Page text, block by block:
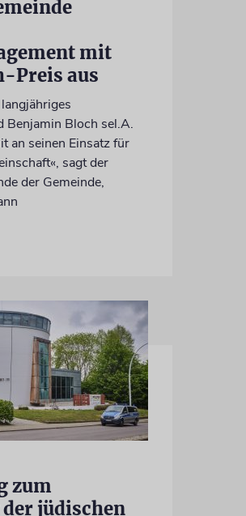
mit
Preis aus
Benjamin Bloch sel.A.
an seinen Einsatz für
sagt der
der Gemeinde,
zum
jüdischen